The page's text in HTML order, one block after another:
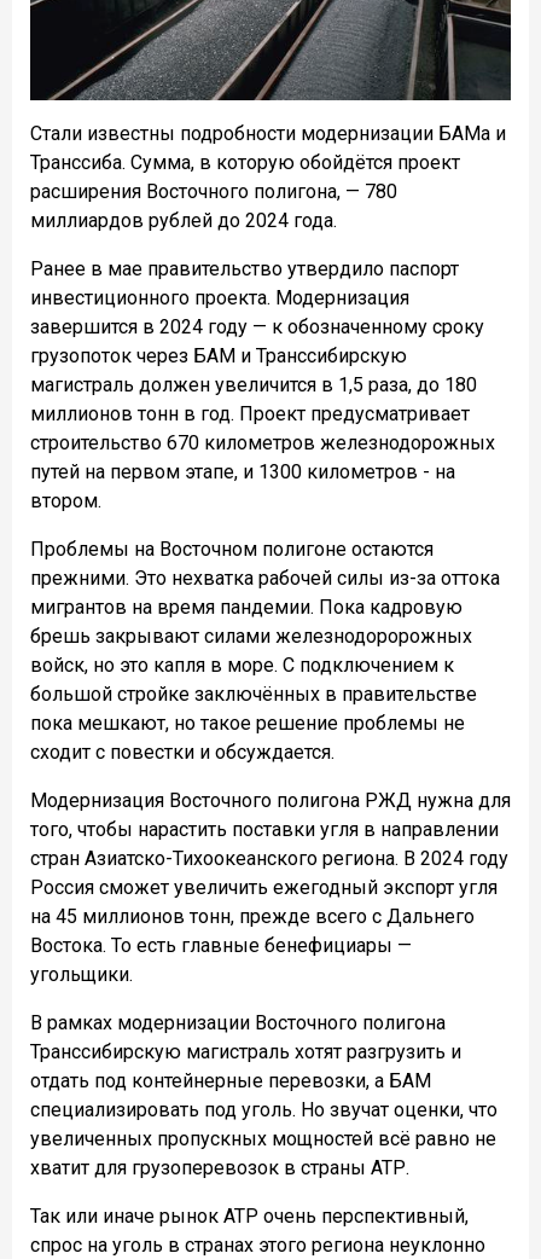
Стали известны подробности модернизации БАМа и
Транссиба. Сумма, в которую обойдётся проект
расширения Восточного полигона, — 780
миллиардов рублей до 2024 года.
Ранее в мае правительство утвердило паспорт
инвестиционного проекта. Модернизация
завершится в 2024 году — к обозначенному сроку
грузопоток через БАМ и Транссибирскую
магистраль должен увеличится в 1,5 раза, до 180
миллионов тонн в год. Проект предусматривает
строительство 670 километров железнодорожных
путей на первом этапе, и 1300 километров - на
втором.
Проблемы на Восточном полигоне остаются
прежними. Это нехватка рабочей силы из-за оттока
мигрантов на время пандемии. Пока кадровую
брешь закрывают силами железнодоророжных
войск, но это капля в море. С подключением к
большой стройке заключённых в правительстве
пока мешкают, но такое решение проблемы не
сходит с повестки и обсуждается.
Модернизация Восточного полигона РЖД нужна для
того, чтобы нарастить поставки угля в направлении
стран Азиатско-Тихоокеанского региона. В 2024 году
Россия сможет увеличить ежегодный экспорт угля
на 45 миллионов тонн, прежде всего с Дальнего
Востока. То есть главные бенефициары —
угольщики.
В рамках модернизации Восточного полигона
Транссибирскую магистраль хотят разгрузить и
отдать под контейнерные перевозки, а БАМ
специализировать под уголь. Но звучат оценки, что
увеличенных пропускных мощностей всё равно не
хватит для грузоперевозок в страны АТР.
Так или иначе рынок АТР очень перспективный,
спрос на уголь в странах этого региона неуклонно